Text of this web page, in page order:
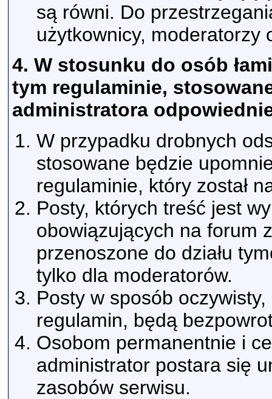
są równi. Do
użytkownicy, moderatorzy
4. W stosunku do osób
tym regulaminie,
administratora
W przypadku drobnych
stosowane będzie
regulaminie, który został
Posty, których treść jest
obowiązujących na forum
przenoszone do działu
tylko dla moderatorów.
Posty w sposób
regulamin, będą
Osobom permanentnie i
administrator postara się
zasobów serwisu.